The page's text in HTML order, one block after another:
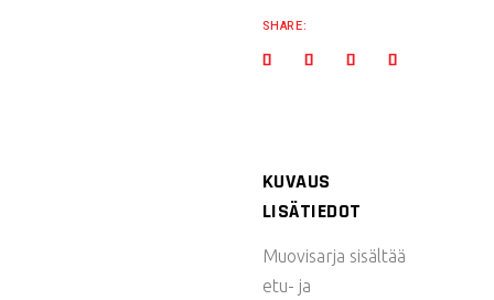
SHARE:
KUVAUS
LISÄTIEDOT
Muovisarja sisältää
etu- ja